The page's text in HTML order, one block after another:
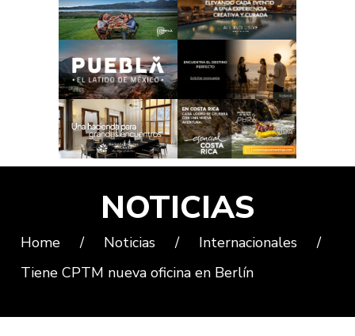
NOTICIAS
Home / Noticias / Internacionales
/
Tiene CPTM nueva oficina en Berlín